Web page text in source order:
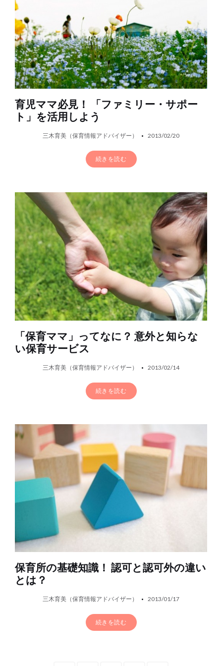
育児ママ必見！ 「ファミリー・サポー
ト」を活用しよう
三木育美（保育情報アドバイザー） 2013/02/20
続きを読む
「保育ママ」ってなに？ 意外と知らな
い保育サービス
三木育美（保育情報アドバイザー） 2013/02/14
続きを読む
保育所の基礎知識！ 認可と認可外の違い
とは？
三木育美（保育情報アドバイザー） 2013/01/17
続きを読む